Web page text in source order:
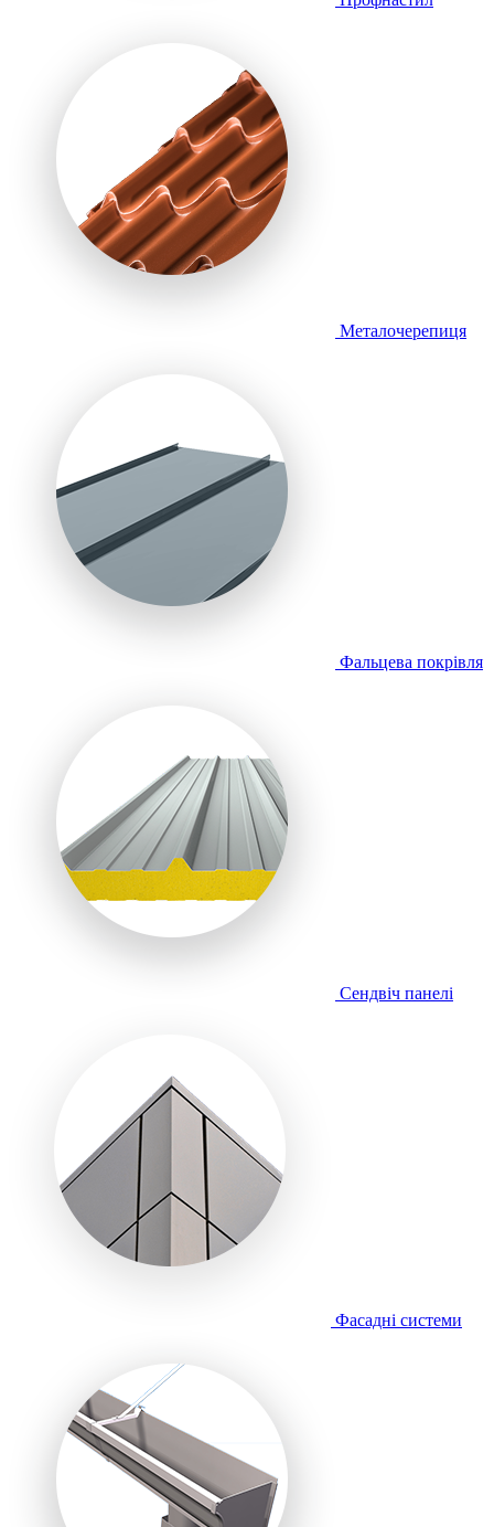
Металочерепиця
Фальцева покрівля
Сендвіч панелі
Фасадні системи